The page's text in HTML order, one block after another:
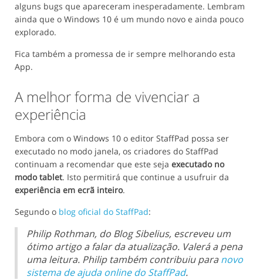
alguns bugs que apareceram inesperadamente. Lembram
ainda que o Windows 10 é um mundo novo e ainda pouco
explorado.
Fica também a promessa de ir sempre melhorando esta
App.
A melhor forma de vivenciar a
experiência
Embora com o Windows 10 o editor StaffPad possa ser
executado no modo janela, os criadores do StaffPad
continuam a recomendar que este seja executado no
modo tablet. Isto permitirá que continue a usufruir da
experiência em ecrã inteiro.
Segundo o blog oficial do StaffPad:
Philip Rothman, do Blog Sibelius, escreveu um
ótimo artigo a falar da atualização. Valerá a pena
uma leitura. Philip também contribuiu paranovo
sistema de ajuda online do StaffPad.